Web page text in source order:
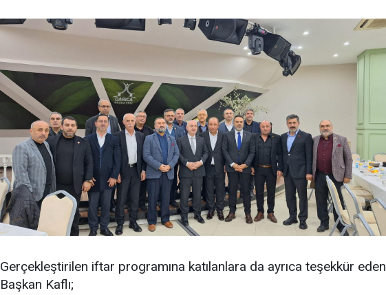
Gerçekleştirilen iftar programına katılanlara da ayrıca teşekkür eden
Başkan Kaflı;